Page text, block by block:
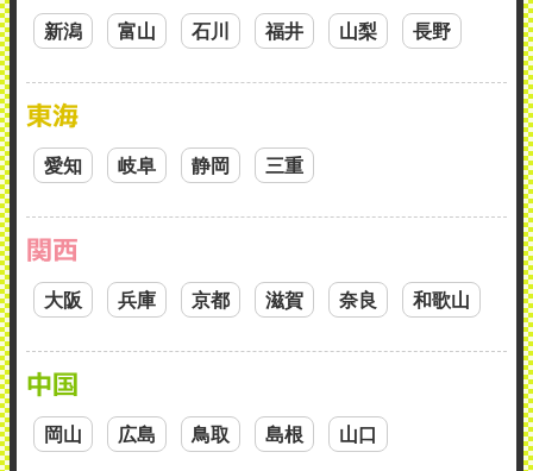
新潟 富山 石川 福井 山梨 長野
東海
愛知 岐阜 静岡 三重
関西
大阪 兵庫 京都 滋賀 奈良 和歌山
中国
岡山 広島 鳥取 島根 山口